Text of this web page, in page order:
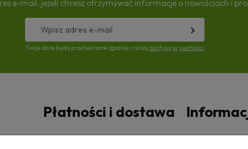
e-mail, jeżeli chcesz otrzymywać informacje o nowościach i
Twoje dane będą przetwarzane zgodnie z naszą polityką prywatności
Płatności i dostawa